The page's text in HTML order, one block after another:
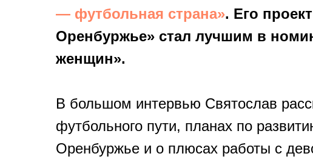
— футбольная страна». Его
Оренбуржье» стал лучшим в
женщин».
В большом интервью Святослав
футбольного пути, планах по
Оренбуржье и о плюсах работы с